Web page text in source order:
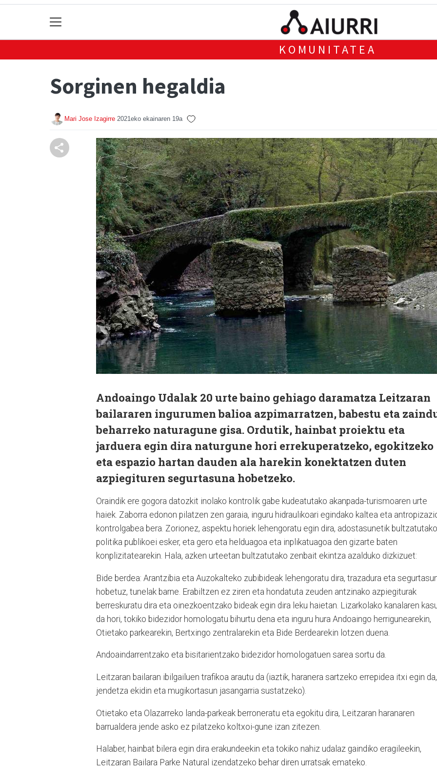
KOMUNITATEA
Sorginen hegaldia
Mari Jose Izagirre 2021eko ekainaren 19a
Andoaingo Udalak 20 urte baino gehiago daramatza Leitzaran
bailararen ingurumen balioa azpimarratzen, babestu eta
beharreko naturagune gisa. Ordutik, hainbat proiektu eta
jarduera egin dira naturgune hori errekuperatzeko, egokitzeko
eta espazio hartan dauden ala harekin konektatzen duten
azpiegituren segurtasuna hobetzeko.
Oraindik ere gogora datozkit inolako kontrolik gabe kudeatutako akanpada-turismoaren urte
haiek. Zaborra edonon pilatzen zen garaia, inguru hidraulikoari egindako kaltea eta
kontrolgabea bera. Zorionez, aspektu horiek lehengoratu egin dira, adostasunetik bultzatutako
politika publikoei esker, eta gero eta helduagoa eta inplikatuagoa den gizarte baten
konplizitatearekin. Hala, azken urteetan bultzatutako zenbait ekintza azalduko dizkizuet:
Bide berdea: Arantzibia eta Auzokalteko zubibideak lehengoratu dira, trazadura eta
hobetuz, tunelak barne. Erabiltzen ez ziren eta hondatuta zeuden antzinako azpiegiturak
berreskuratu dira eta oinezkoentzako bideak egin dira leku haietan. Lizarkolako kanalaren
da hori, tokiko bidezidor homologatu bihurtu dena eta inguru hura Andoaingo herrigunearekin,
Otietako parkearekin, Bertxingo zentralarekin eta Bide Berdearekin lotzen duena.
Andoaindarrentzako eta bisitarientzako bidezidor homologatuen sarea sortu da.
Leitzaran bailaran ibilgailuen trafikoa arautu da (iaztik, haranera sartzeko errepidea itxi egin da,
jendetza ekidin eta mugikortasun jasangarria sustatzeko).
Otietako eta Olazarreko landa-parkeak berroneratu eta egokitu dira, Leitzaran haranaren
barrualdera jende asko ez pilatzeko koltxoi-gune izan zitezen.
Halaber, hainbat bilera egin dira erakundeekin eta tokiko nahiz udalaz gaindiko eragileekin,
Leitzaran Bailara Parke Natural izendatzeko behar diren urratsak emateko.